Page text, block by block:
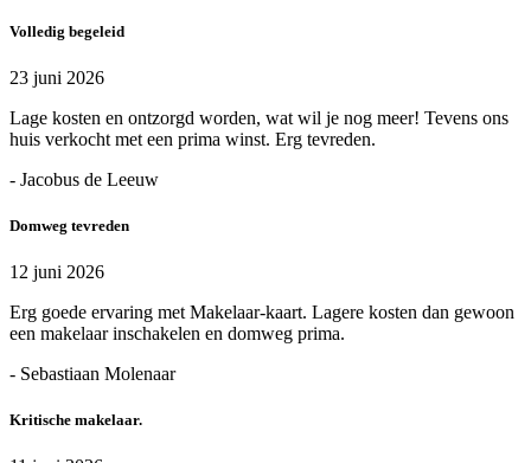
Volledig begeleid
23 juni 2026
Lage kosten en ontzorgd worden, wat wil je nog meer! Tevens ons
huis verkocht met een prima winst. Erg tevreden.
- Jacobus de Leeuw
Domweg tevreden
12 juni 2026
Erg goede ervaring met Makelaar-kaart. Lagere kosten dan gewoon
een makelaar inschakelen en domweg prima.
- Sebastiaan Molenaar
Kritische makelaar.